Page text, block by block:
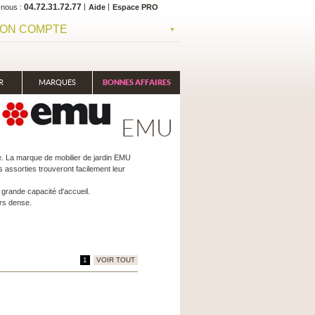
04.72.31.72.77 Aide Espace PRO
COMPTE
MARQUES BONNES AFFAIRES
EMU
marque de mobilier de jardin EMU
assorties trouveront facilement leur
capacité d'accueil.
dense.
1 VOIR TOUT